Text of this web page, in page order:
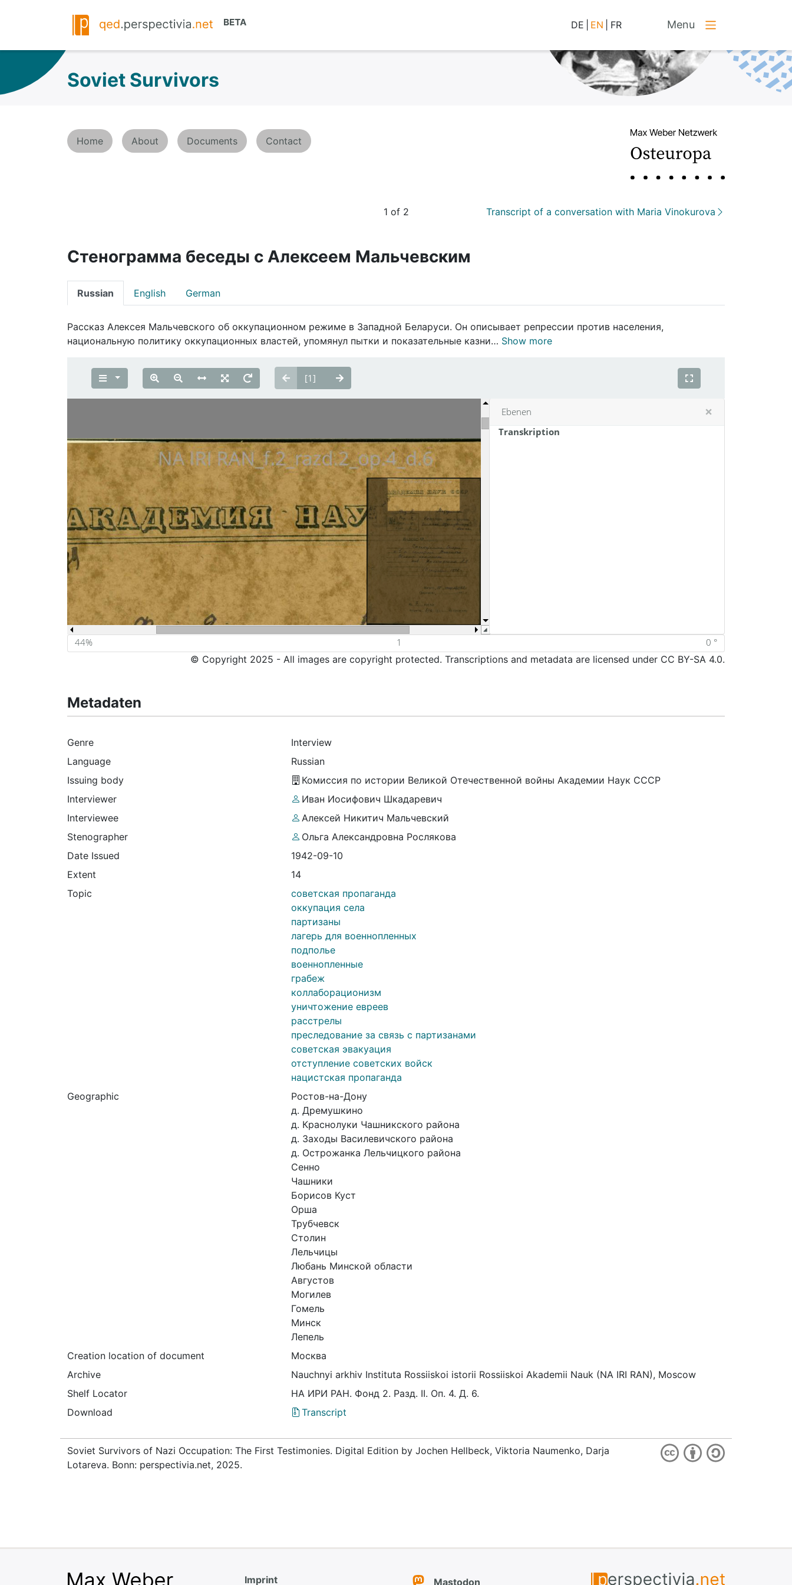
DE EN FR Menu
Soviet Survivors
Home About Documents Contact
1 of 2 Transcript of a conversation with Maria Vinokurova
Стенограмма беседы с Алексеем Мальчевским
Russian English German
Рассказ Алексея Мальчевского об оккупационном режиме в Западной Беларуси. Он описывает репрессии против населения,
национальную политику оккупационных властей, упомянул пытки и показательные казни… Show more
© Copyright 2025 - All images are copyright protected. Transcriptions and metadata are licensed under CC BY-SA 4.0.
Metadaten
Genre
Interview
Language
Russian
Issuing body
Комиссия по истории Великой Отечественной войны Академии Наук СССР
Interviewer
Иван Иосифович Шкадаревич
Interviewee
Алексей Никитич Мальчевский
Stenographer
Ольга Александровна Рослякова
Date Issued
1942-09-10
Extent
14
Topic
советская пропаганда
оккупация села
партизаны
лагерь для военнопленных
подполье
военнопленные
грабеж
коллаборационизм
уничтожение евреев
расстрелы
преследование за связь с партизанами
советская эвакуация
отступление советских войск
нацистская пропаганда
Geographic
Ростов-на-Дону
д. Дремушкино
д. Краснолуки Чашникского района
д. Заходы Василевичского района
д. Острожанка Лельчицкого района
Сенно
Чашники
Борисов Куст
Орша
Трубчевск
Столин
Лельчицы
Любань Минской области
Августов
Могилев
Гомель
Минск
Лепель
Creation location of document
Москва
Archive
Nauchnyi arkhiv Instituta Rossiiskoi istorii Rossiiskoi Akademii Nauk (NA IRI RAN), Moscow
Shelf Locator
НА ИРИ РАН. Фонд 2. Разд. II. Оп. 4. Д. 6.
Download
Transcript
Soviet Survivors of Nazi Occupation: The First Testimonies. Digital Edition by Jochen Hellbeck, Viktoria Naumenko, Darja
Lotareva. Bonn: perspectivia.net, 2025.
Imprint Mastodon